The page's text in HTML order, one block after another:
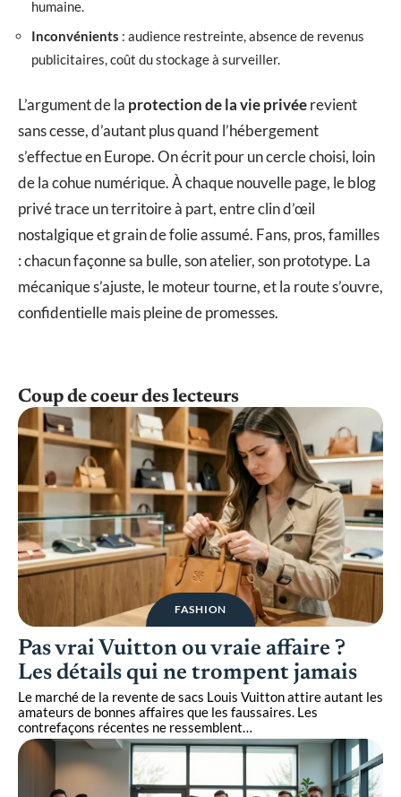
humaine.
Inconvénients : audience restreinte, absence de revenus
publicitaires, coût du stockage à surveiller.
L’argument de la protection de la vie privéerevient
sans cesse, d’autant plus quand l’hébergement
s’effectue en Europe. On écrit pour un cercle choisi, loin
de la cohue numérique. À chaque nouvelle page, le blog
privé trace un territoire à part, entre clin d’œil
nostalgique et grain de folie assumé. Fans, pros, familles
: chacun façonne sa bulle, son atelier, son prototype. La
mécanique s’ajuste, le moteur tourne, et la route s’ouvre,
confidentielle mais pleine de promesses.
Coup de coeur des lecteurs
FASHION
Pas vrai Vuitton ou vraie affaire ?
Les détails qui ne trompent jamais
Le marché de la revente de sacs Louis Vuitton attire autant les
amateurs de bonnes affaires que les faussaires. Les
contrefaçons récentes ne ressemblent…